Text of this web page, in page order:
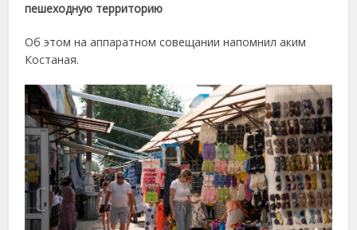
пешеходную территорию
Об этом на аппаратном совещании напомнил аким
Костаная.